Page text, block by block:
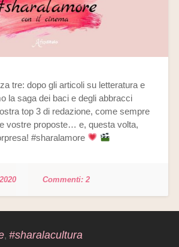
tre: dopo gli articoli su letteratura e
la saga dei baci e degli abbracci
top 3 di redazione, come sempre
vostre proposte… e, questa volta,
#sharalamore
2
, #sharalacultura